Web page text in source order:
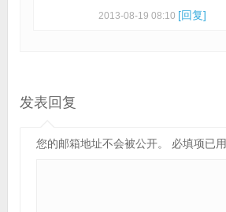
2013-08-19 08:10 [回复]
发表回复
您的邮箱地址不会被公开。 必填项已用